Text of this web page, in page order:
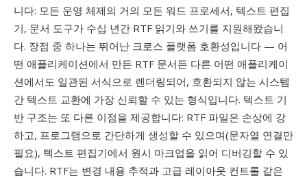
니다: 모든 운영 체제의 거의 모든 워드 프로세서, 텍스트 편집
기, 문서 도구가 수십 년간 RTF 읽기와 쓰기를 지원해왔습니
다. 장점 중 하나는 뛰어난 크로스 플랫폼 호환성입니다 — 어
떤 애플리케이션에서 만든 RTF 문서든 다른 어떤 애플리케이
션에서도 일관된 서식으로 렌더링되어, 호환되지 않는 시스템
간 텍스트 교환에 가장 신뢰할 수 있는 형식입니다. 텍스트 기
반 구조는 또 다른 이점을 제공합니다: RTF 파일은 손상에 강
하고, 프로그램으로 간단하게 생성할 수 있으며(문자열 연결만
필요), 텍스트 편집기에서 원시 마크업을 읽어 디버깅할 수 있
습니다. RTF는 변경 내용 추적과 고급 레이아웃 컨트롤 같은